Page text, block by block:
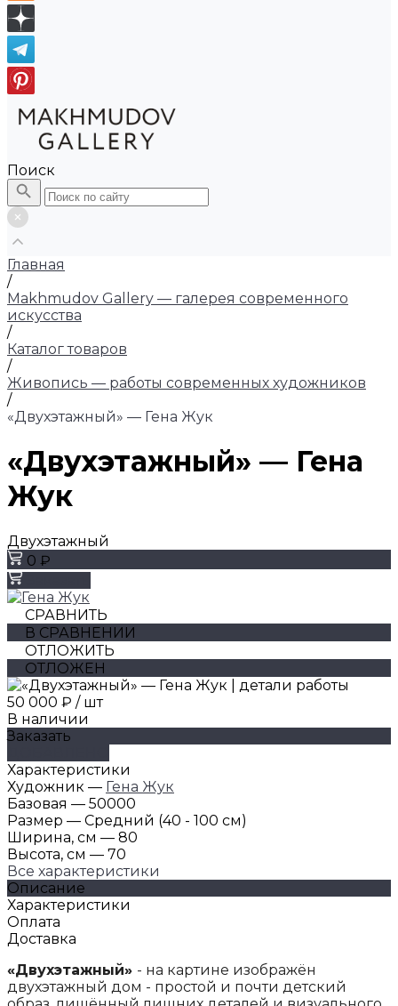
Поиск
Главная
/
Makhmudov Gallery — галерея современного
искусства
/
Каталог товаров
/
Живопись — работы современных художников
/
«Двухэтажный» — Гена Жук
«Двухэтажный» — Гена
Жук
Двухэтажный
0 ₽
СРАВНИТЬ
В СРАВНЕНИИ
ОТЛОЖИТЬ
ОТЛОЖЕН
50 000 ₽ / шт
В наличии
Заказать
Характеристики
Художник — Гена Жук
Базовая — 50000
Размер — Средний (40 - 100 см)
Ширина, см — 80
Высота, см — 70
Все характеристики
Описание
Характеристики
Оплата
Доставка
«Двухэтажный» - на картине изображён
двухэтажный дом - простой и почти детский